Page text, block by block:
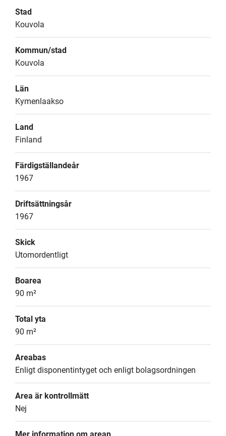
Stad
Kouvola
Kommun/stad
Kouvola
Län
Kymenlaakso
Land
Finland
Färdigställandeår
1967
Driftsättningsår
1967
Skick
Utomordentligt
Boarea
90 m²
Total yta
90 m²
Areabas
Enligt disponentintyget och enligt bolagsordningen
Area är kontrollmätt
Nej